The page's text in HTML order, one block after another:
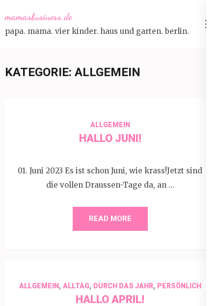
to
content
mamasbusiness.de
papa. mama. vier kinder. haus und garten. berlin.
KATEGORIE: ALLGEMEIN
ALLGEMEIN
HALLO JUNI!
01. Juni 2023 Es ist schon Juni, wie krass!Jetzt sind
die vollen Draussen-Tage da, an …
READ MORE
ALLGEMEIN, ALLTAG, DURCH DAS JAHR, PERSÖNLICH
HALLO APRIL!